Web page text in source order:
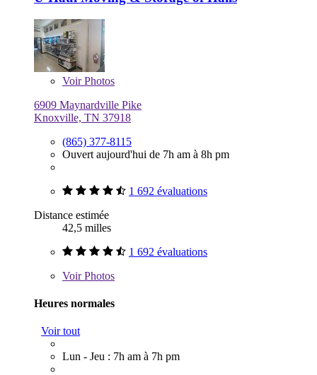
VoirPhotos
6909 Maynardville Pike
Knoxville, TN 37918
(865) 377-8115
Ouvert aujourd'hui de 7h am à 8h pm
1 692 évaluations
Distance estimée
42,5 milles
1 692 évaluations
VoirPhotos
Heures normales
Voir tout
Lun - Jeu : 7h am à 7h pm